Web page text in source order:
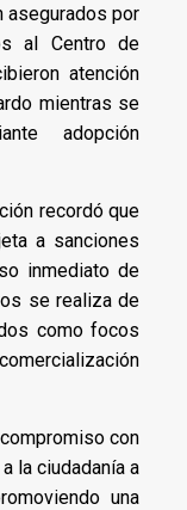
asegurados por
al Centro de
atención
mientras se
adopción
recordó que
a sanciones
inmediato de
se realiza de
como focos
con
la ciudadanía a
una